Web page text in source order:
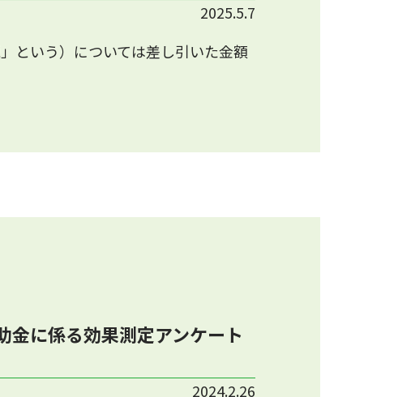
2025.5.7
という）については差し引いた金額
に係る効果測定アンケート
2024.2.26